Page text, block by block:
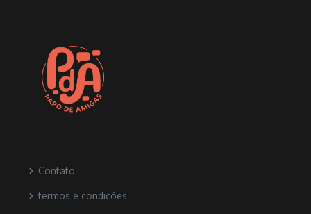
Contato
termos e condições